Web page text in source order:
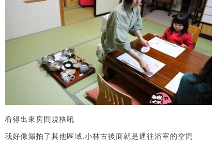
看得出來房間規格吼
我好像漏拍了其他區域.小林古後面就是通往浴室的空間